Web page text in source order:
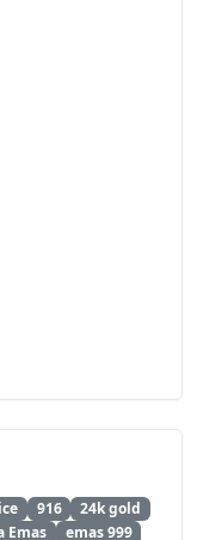
916
24k gold
Emas
emas 999